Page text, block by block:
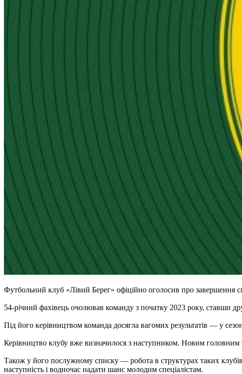
Футбольний клуб «Лівий Берег» офіційно оголосив про завершення
54-річний фахівець очолював команду з початку 2023 року, ставши
Під його керівництвом команда досягла вагомих результатів — у
Керівництво клубу вже визначилося з наступником. Новим
Також у його послужному списку — робота в структурах таких
наступність і водночас надати шанс молодим спеціалістам.